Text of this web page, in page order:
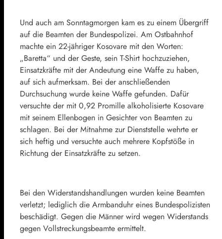
Und auch am Sonntagmorgen kam es zu einem Übergriff
auf die Beamten der Bundespolizei. Am Ostbahnhof
machte ein 22-jähriger Kosovare mit den Worten:
„Baretta“ und der Geste, sein T-Shirt hochzuziehen,
Einsatzkräfte mit der Andeutung eine Waffe zu haben,
auf sich aufmerksam. Bei der anschließenden
Durchsuchung wurde keine Waffe gefunden. Dafür
versuchte der mit 0,92 Promille alkoholisierte Kosovare
mit seinem Ellenbogen in Gesichter von Beamten zu
schlagen. Bei der Mitnahme zur Dienststelle wehrte er
sich heftig und versuchte auch mehrere Kopfstöße in
Richtung der Einsatzkräfte zu setzen.
Bei den Widerstandshandlungen wurden keine Beamten
verletzt; lediglich die Armbanduhr eines Bundespolizisten
beschädigt. Gegen die Männer wird wegen Widerstands
gegen Vollstreckungsbeamte ermittelt.